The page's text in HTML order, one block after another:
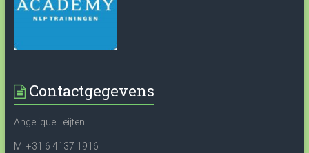
Contactgegevens
Angelique Leijten
M: +31 6 4137 1916